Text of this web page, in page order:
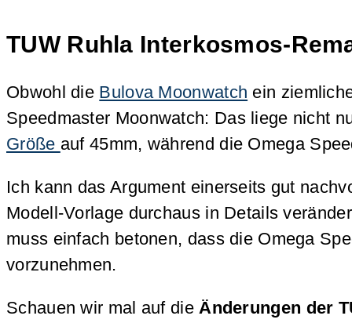
TUW Ruhla Interkosmos-
Obwohl die Bulova Moonwatch ein
Speedmaster Moonwatch: Das liege nicht
Größe auf 45mm, während die Omega
Ich kann das Argument einerseits gut
Modell-Vorlage durchaus in Details
muss einfach betonen, dass die Omega
vorzunehmen.
Schauen wir mal auf dieÄnderungen der